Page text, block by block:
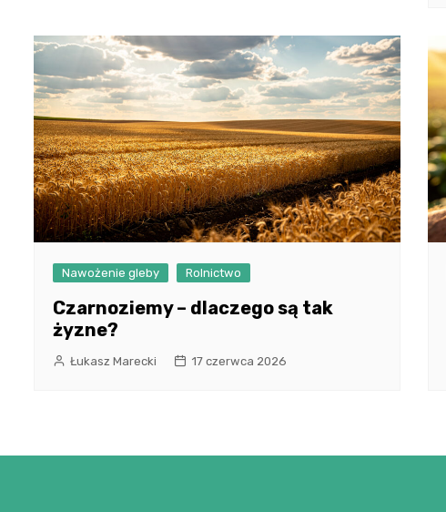
Nawożenie gleby Rolnictwo
Czarnoziemy – dlaczego są tak
żyzne?
Łukasz Marecki 17 czerwca 2026